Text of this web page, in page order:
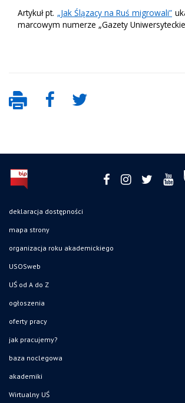
Artykuł pt. „Jak Ślązacy na Ruś migrowali”
marcowym numerze „Gazety
deklaracja dostępności
mapa strony
organizacja roku akademickiego
USOSweb
UŚ od A do Z
ogłoszenia
oferty pracy
jak pracujemy?
baza noclegowa
akademiki
Wirtualny UŚ